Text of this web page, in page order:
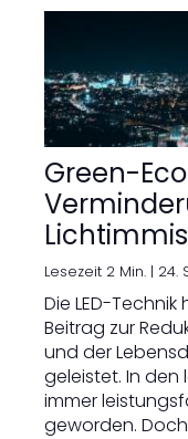
Green-
Lesezeit 2 Min. | 24.
Die LED-
Beitrag zur
und der
geleistet. In den
immer
geworden.